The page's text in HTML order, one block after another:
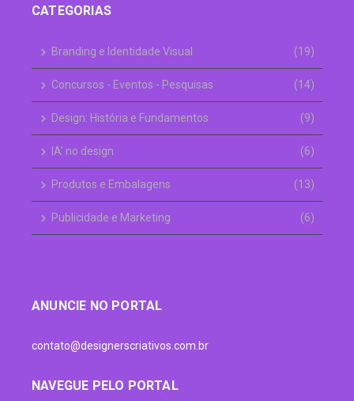
CATEGORIAS
Branding e Identidade Visual (19)
Concursos - Eventos - Pesquisas (14)
Design: História e Fundamentos (9)
IA' no design (6)
Produtos e Embalagens (13)
Publicidade e Marketing (6)
ANUNCIE NO PORTAL
contato@designerscriativos.com.br
NAVEGUE PELO PORTAL